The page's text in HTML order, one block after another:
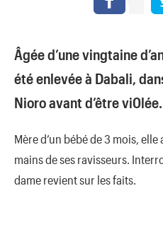
Âgée d’une vingtaine
été enlevée à Dabali,
Nioro avant d’être vi0lée.
Mère d’un bébé de 3 mois, elle
mains de ses ravisseurs.
dame revient sur les faits.